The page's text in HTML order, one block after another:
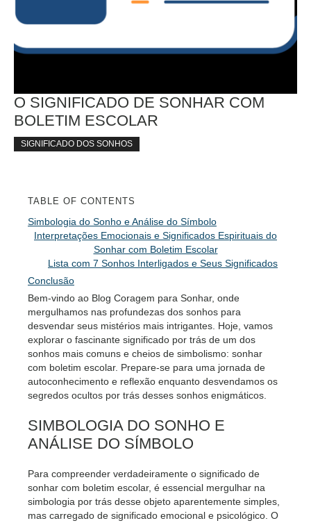
O SIGNIFICADO DE SONHAR COM
BOLETIM ESCOLAR
SIGNIFICADO DOS SONHOS
TABLE OF CONTENTS
Simbologia do Sonho e Análise do Símbolo
Interpretações Emocionais e Significados Espirituais do
Sonhar com Boletim Escolar
Lista com 7 Sonhos Interligados e Seus Significados
Conclusão
Bem-vindo ao Blog Coragem para Sonhar, onde
mergulhamos nas profundezas dos sonhos para
desvendar seus mistérios mais intrigantes. Hoje, vamos
explorar o fascinante significado por trás de um dos
sonhos mais comuns e cheios de simbolismo: sonhar
com boletim escolar. Prepare-se para uma jornada de
autoconhecimento e reflexão enquanto desvendamos os
segredos ocultos por trás desses sonhos enigmáticos.
SIMBOLOGIA DO SONHO E
ANÁLISE DO SÍMBOLO
Para compreender verdadeiramente o significado de
sonhar com boletim escolar, é essencial mergulhar na
simbologia por trás desse objeto aparentemente simples,
mas carregado de significado emocional e psicológico. O